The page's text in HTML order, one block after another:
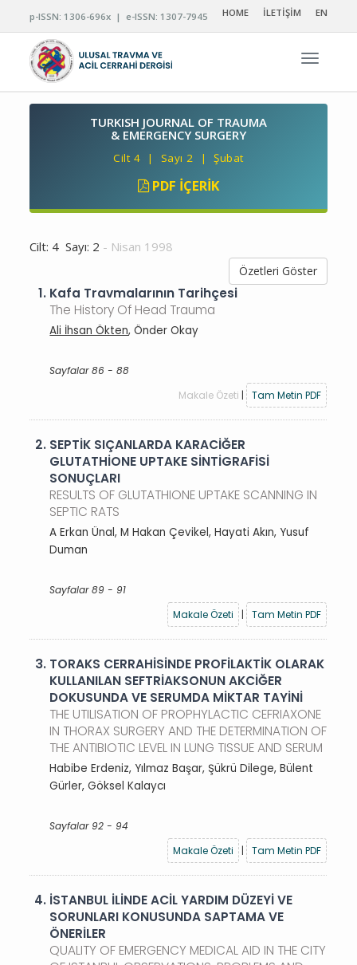
p-ISSN: 1306-696x | e-ISSN: 1307-7945 HOME İLETİŞİM EN
TURKISH JOURNAL OF TRAUMA
& EMERGENCY SURGERY
Cilt 4 | Sayı 2 | Şubat
PDF İÇERIK
Cilt: 4 Sayı: 2 - Nisan 1998
Özetleri Göster
1. Kafa Travmalarının Tarihçesi
The History Of Head Trauma
Ali İhsan Ökten, Önder Okay
Sayfalar 86 - 88
Makale Özeti | Tam Metin PDF
2. SEPTİK SIÇANLARDA KARACİĞER
GLUTATHİONE UPTAKE SİNTİGRAFİSİ
SONUÇLARI
RESULTS OF GLUTATHIONE UPTAKE SCANNING IN
SEPTIC RATS
A Erkan Ünal, M Hakan Çevikel, Hayati Akın, Yusuf
Duman
Sayfalar 89 - 91
Makale Özeti
| Tam Metin PDF
3. TORAKS CERRAHİSİNDE PROFİLAKTİK OLARAK
KULLANILAN SEFTRİAKSONUN AKCİĞER
DOKUSUNDA VE SERUMDA MİKTAR TAYİNİ
THE UTILISATION OF PROPHYLACTIC CEFRIAXONE
IN THORAX SURGERY AND THE DETERMINATION OF
THE ANTIBIOTIC LEVEL IN LUNG TISSUE AND SERUM
Habibe Erdeniz, Yılmaz Başar, Şükrü Dilege, Bülent
Gürler, Göksel Kalaycı
Sayfalar 92 - 94
Makale Özeti
| Tam Metin PDF
4. İSTANBUL İLİNDE ACİL YARDIM DÜZEYİ VE
SORUNLARI KONUSUNDA SAPTAMA VE
ÖNERİLER
QUALITY OF EMERGENCY MEDICAL AID IN THE CITY